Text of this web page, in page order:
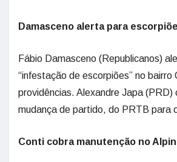
Damasceno alerta para
Fábio Damasceno (Republicanos)
“infestação de escorpiões” no bairro
providências. Alexandre Japa (PRD)
mudança de partido, do PRTB para
Conti cobra manutenção no